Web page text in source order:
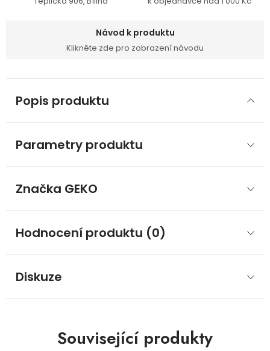
Návod k produktu
Klikněte zde pro zobrazení návodu
Popis produktu
Parametry produktu
Značka GEKO
Hodnocení produktu (0)
Diskuze
Související produkty